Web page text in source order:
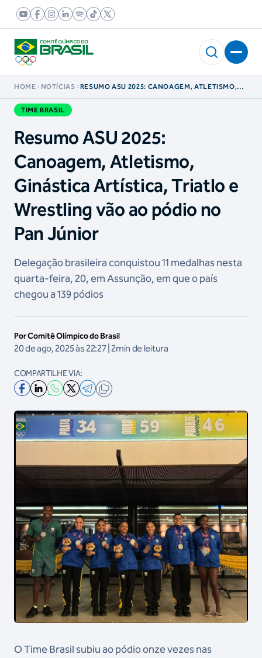
HOME NOTÍCIAS
RESUMO ASU 2025: CANOAGEM, ATLETISMO,
TIME BRASIL
Resumo ASU 2025:
Canoagem, Atletismo,
Ginástica Artística, Triatlo e
Wrestling vão ao pódio no
Pan Júnior
Delegação brasileira conquistou 11 medalhas nesta
quarta-feira, 20, em Assunção, em que o país
chegou a 139 pódios
Por Comitê Olímpico do Brasil
20 de ago, 2025 às 22:27 | 2min de leitura
COMPARTILHE VIA:
O Time Brasil subiu ao pódio onze vezes nas